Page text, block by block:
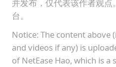
并发布，仅代表该作者观
台。
Notice: The content above
and videos if any) is
of NetEase Hao, which is